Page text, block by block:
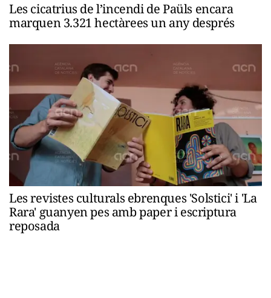
Les cicatrius de l’incendi de Paüls encara
marquen 3.321 hectàrees un any després
Les revistes culturals ebrenques 'Solstici' i 'La
Rara' guanyen pes amb paper i escriptura
reposada